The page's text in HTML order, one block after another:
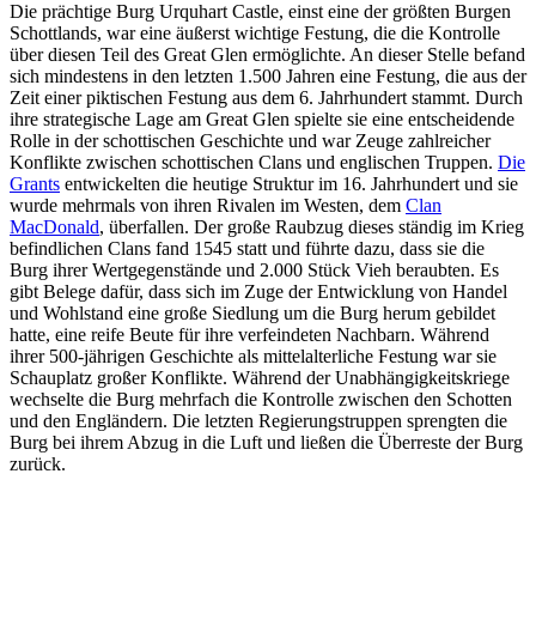
Die prächtige Burg Urquhart Castle, einst eine der größten Burgen
Schottlands, war eine äußerst wichtige Festung, die die Kontrolle
über diesen Teil des Great Glen ermöglichte. An dieser Stelle befand
sich mindestens in den letzten 1.500 Jahren eine Festung, die aus der
Zeit einer piktischen Festung aus dem 6. Jahrhundert stammt. Durch
ihre strategische Lage am Great Glen spielte sie eine entscheidende
Rolle in der schottischen Geschichte und war Zeuge zahlreicher
Konflikte zwischen schottischen Clans und englischen Truppen. Die
Grants entwickelten die heutige Struktur im 16. Jahrhundert und sie
wurde mehrmals von ihren Rivalen im Westen, dem Clan
MacDonald, überfallen. Der große Raubzug dieses ständig im Krieg
befindlichen Clans fand 1545 statt und führte dazu, dass sie die
Burg ihrer Wertgegenstände und 2.000 Stück Vieh beraubten. Es
gibt Belege dafür, dass sich im Zuge der Entwicklung von Handel
und Wohlstand eine große Siedlung um die Burg herum gebildet
hatte, eine reife Beute für ihre verfeindeten Nachbarn. Während
ihrer 500-jährigen Geschichte als mittelalterliche Festung war sie
Schauplatz großer Konflikte. Während der Unabhängigkeitskriege
wechselte die Burg mehrfach die Kontrolle zwischen den Schotten
und den Engländern. Die letzten Regierungstruppen sprengten die
Burg bei ihrem Abzug in die Luft und ließen die Überreste der Burg
zurück.